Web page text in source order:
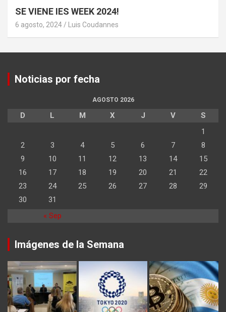
SE VIENE IES WEEK 2024!
6 agosto, 2024 Luis Coudannes
Noticias por fecha
AGOSTO 2026
D L M X J V S
« Sep
1
2
3 4 5 6 7
8
9
10 11 12 13 14
15
16
17 18 19 20 21
22
23
24 25 26 27 28
29
30
31
Imágenes de la Semana